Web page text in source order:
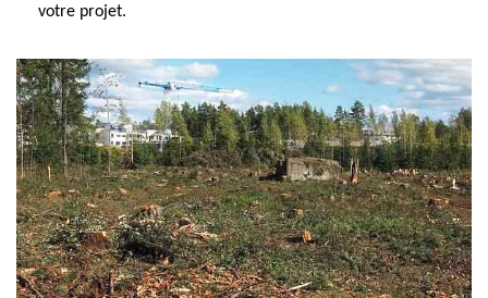
votre projet.